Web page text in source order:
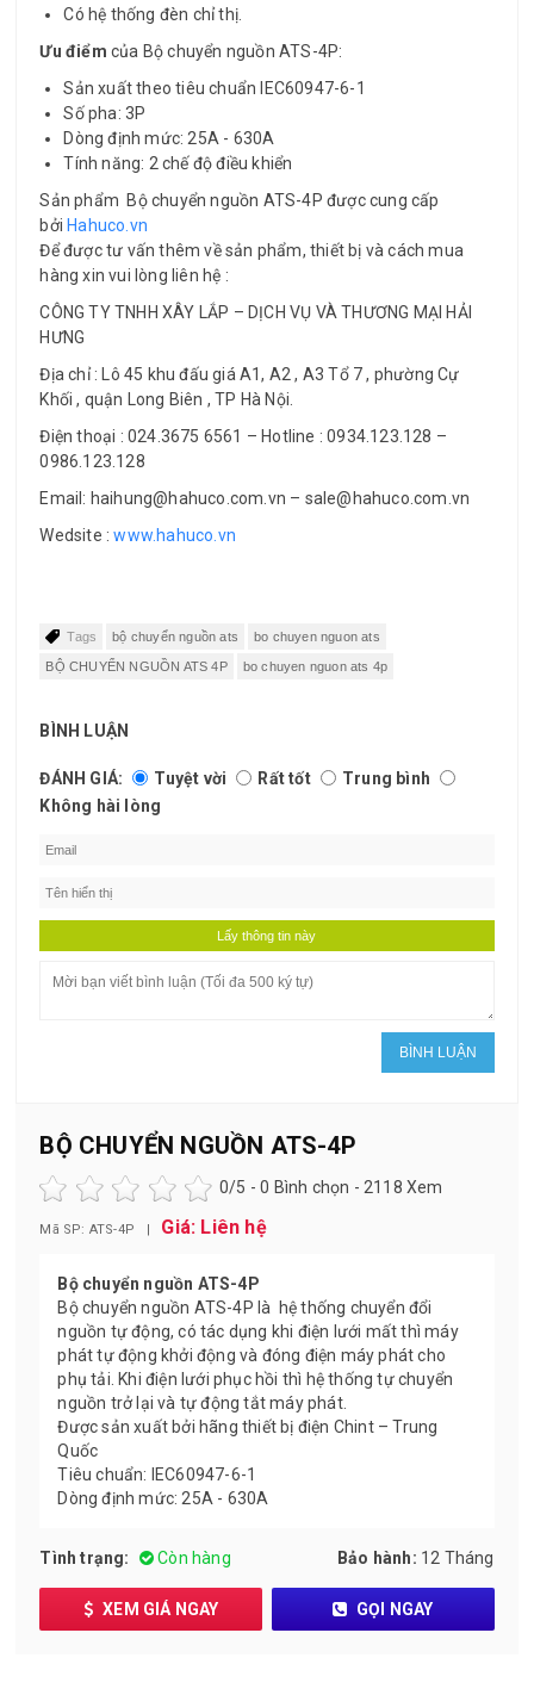
Có hệ thống đèn chỉ thị.
Ưu điểm của Bộ chuyển nguồn ATS-4P:
Sản xuất theo tiêu chuẩn IEC60947-6-1
Số pha: 3P
Dòng định mức: 25A - 630A
Tính năng: 2 chế độ điều khiển
Sản phẩm Bộ chuyển nguồn ATS-4P được cung cấp
bởi Hahuco.vn
Để được tư vấn thêm về sản phẩm, thiết bị và cách mua
hàng xin vui lòng liên hệ :
CÔNG TY TNHH XÂY LẮP – DỊCH VỤ VÀ THƯƠNG MẠI HẢI
HƯNG
Địa chỉ : Lô 45 khu đấu giá A1, A2 , A3 Tổ 7 , phường Cự
Khối , quận Long Biên , TP Hà Nội.
Điện thoại : 024.3675 6561 – Hotline : 0934.123.128 –
0986.123.128
Email: haihung@hahuco.com.vn – sale@hahuco.com.vn
Wedsite :www.hahuco.vn
Tags bộ chuyển nguồn ats bo chuyen nguon ats
BỘ CHUYỂN NGUỒN ATS 4P bo chuyen nguon ats 4p
BÌNH LUẬN
ĐÁNH GIÁ: Tuyệt vời Rất tốt
Trung bình
Không hài lòng
BỘ CHUYỂN NGUỒN ATS-4P
0/5 -0 Bình chọn - 2118 Xem
Mã SP: ATS-4P | Giá: Liên hệ
Bộ chuyển nguồn ATS-4P
Bộ chuyển nguồn ATS-4P là hệ thống chuyển đổi
nguồn tự động, có tác dụng khi điện lưới mất thì máy
phát tự động khởi động và đóng điện máy phát cho
phụ tải. Khi điện lưới phục hồi thì hệ thống tự chuyển
nguồn trở lại và tự động tắt máy phát.
Được sản xuất bởi hãng thiết bị điện Chint – Trung
Quốc
Tiêu chuẩn: IEC60947-6-1
Dòng định mức: 25A - 630A
Tình trạng: Còn hàng Bảo hành: 12 Tháng
XEM GIÁ NGAY GỌI NGAY